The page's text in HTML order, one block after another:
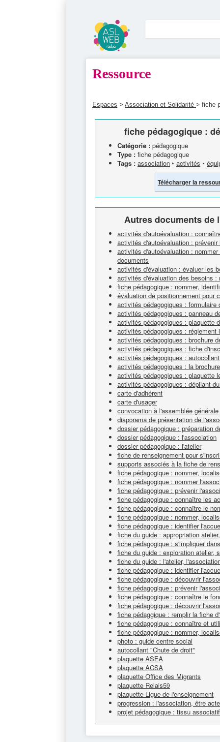
Ressource
Espaces > Association et Solidarité > fiche
fiche pédagogique :
Catégorie : pédagogique
Type : fiche pédagogique
Tags : association ‣ activités ‣
Télécharger la
Autres documents de
activités d'autoévaluation :
activités d'autoévaluation :
activités d'autoévaluation :
documents
activités d'évaluation : évaluer les
activités d'évaluation des besoins
fiche pédagogique : nommer,
évaluation de positionnement pour
activités pédagogiques : formulaire
activités pédagogiques : panneau
activités pédagogiques : plaquette
activités pédagogiques :
activités pédagogiques : brochure
activités pédagogiques : fiche
activités pédagogiques :
activités pédagogiques : la
activités pédagogiques : plaquette
activités pédagogiques : dépliant
carte d'adhérent
carte d'usager
convocation à l'assemblée générale
diaporama de présentation de
dossier pédagogique : préparation
dossier pédagogique : l'association
dossier pédagogique : l'atelier
fiche de renseignement pour
supports associés à la fiche de
fiche pédagogique : nommer,
fiche pédagogique : nommer
fiche pédagogique : prévenir
fiche pédagogique : connaître les
fiche pédagogique : connaître le
fiche pédagogique : nommer,
fiche pédagogique : identifier
fiche du guide : appropriation
fiche pédagogique : s'impliquer
fiche du guide : exploration atelier,
fiche du guide : l'atelier,
fiche pédagogique : identifier
fiche pédagogique : découvrir
fiche pédagogique : prévenir
fiche pédagogique : connaître le
fiche pédagogique : découvrir
fiche pédaggique : remplir la fiche
fiche pédagogique : connaître et
fiche pédagogique : nommer,
photo : guide centre social
autocollant "Chute de droit"
plaquette ASEA
plaquette ACSA
plaquette Office des Migrants
plaquette Relais59
plaquette Ligue de l'enseignement
progression : l'association, être
projet pédagogique : tissu